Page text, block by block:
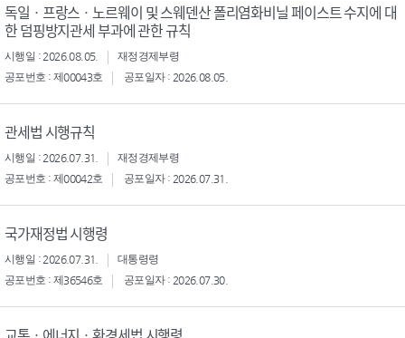
독일ㆍ프랑스ㆍ노르웨이 및 스웨덴산 폴리염화비닐 페이스트 수지에 대
한 덤핑방지관세 부과에 관한 규칙
시행일 : 2026.08.05.
재정경제부령
공포번호 : 제00043호
공포일자 : 2026.08.05.
관세법 시행규칙
시행일 : 2026.07.31.
재정경제부령
공포번호 : 제00042호
공포일자 : 2026.07.31.
국가재정법 시행령
시행일 : 2026.07.31.
대통령령
공포번호 : 제36546호
공포일자 : 2026.07.30.